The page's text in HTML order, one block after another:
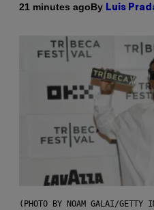
21 minutes agoBy Luis
(PHOTO BY NOAM GALAI/GETTY